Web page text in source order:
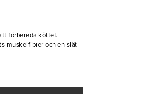
förbereda köttet.
muskelfibrer och en slät